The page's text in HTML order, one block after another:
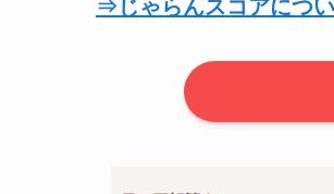
⇒じゃらんスコアにつ